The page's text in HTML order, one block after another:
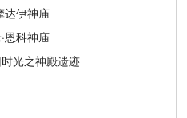
达伊神庙
恩科神庙
光之神殿遗迹